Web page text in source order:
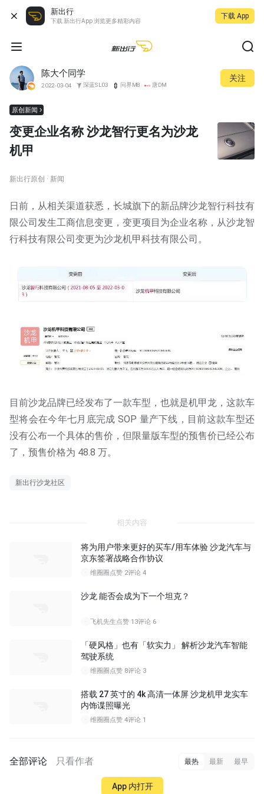
新出行
下载 新出行App 浏览更多精彩内容
下载 App
陈大个同学
2022-03-04 深蓝SL03 问界M8 唐DM
关注
原创新闻
变更企业名称 沙龙智行更名为沙龙
机甲
新出行原创 · 新闻
日前，从相关渠道获悉，长城旗下的新品牌沙龙智行科技有
限公司发生工商信息变更，变更项目为企业名称，从沙龙智
行科技有限公司变更为沙龙机甲科技有限公司。
目前沙龙品牌已经发布了一款车型，也就是机甲龙，这款车
型将会在今年七月底完成 SOP 量产下线，目前这款车型还
没有公布一个具体的售价，但限量版车型的预售价已经公布
了，预售价格为 48.8 万。
新出行沙龙社区
相关内容
将为用户带来更好的买车/用车体验 沙龙汽车与
京东签署战略合作协议
维圈圈 点赞 2评论 4
沙龙 能否会成为下一个坦克？
飞机先生点赞 13评论 6
「硬风格」也有「软实力」 解析沙龙汽车智能
驾驶系统
维圈圈 点赞 8评论 3
搭载 27 英寸的 4k 高清一体屏 沙龙机甲龙实车
内饰谍照曝光
维圈圈 点赞 4评论 1
全部评论 只看作者 最热 最新 最早
App 内打开